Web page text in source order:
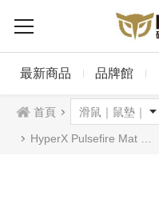
最新商品 品牌館
首頁
HyperX Pulsefire Mat 復仇魔毯布質滑鼠墊 XL 2XL